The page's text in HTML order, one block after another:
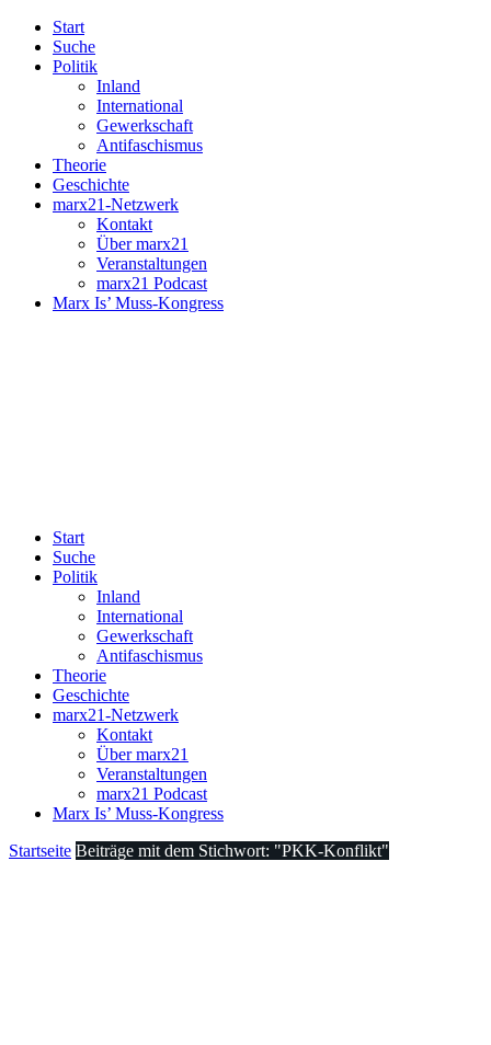
Start
Suche
Politik
Inland
International
Gewerkschaft
Antifaschismus
Theorie
Geschichte
marx21-Netzwerk
Kontakt
Über marx21
Veranstaltungen
marx21 Podcast
Marx Is’ Muss-Kongress
Start
Suche
Politik
Inland
International
Gewerkschaft
Antifaschismus
Theorie
Geschichte
marx21-Netzwerk
Kontakt
Über marx21
Veranstaltungen
marx21 Podcast
Marx Is’ Muss-Kongress
Startseite Beiträge mit dem Stichwort: "PKK-Konflikt"